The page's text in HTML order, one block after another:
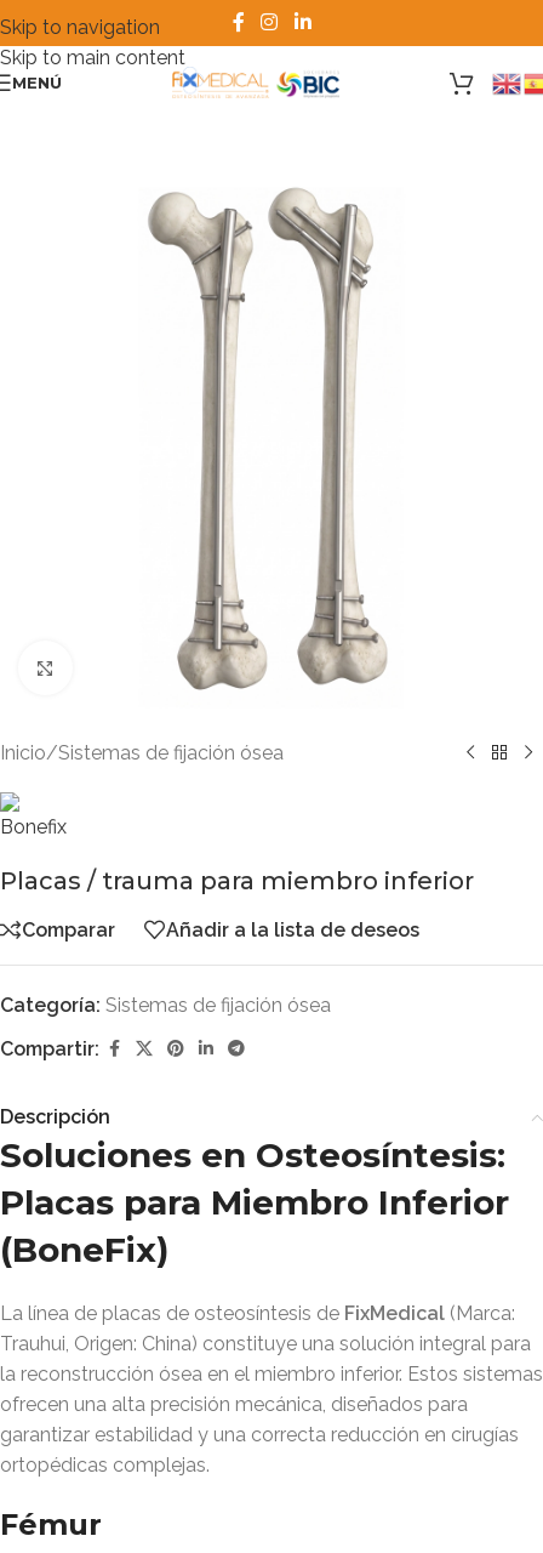
Skip to navigation
Skip to main content
MENÚ
Clic para ampliar
Inicio/Sistemas de fijación ósea
Placas / trauma para miembro inferior
Comparar Añadir a la lista de deseos
Categoría: Sistemas de fijación ósea
Compartir:
Descripción
Soluciones en Osteosíntesis:
Placas para Miembro Inferior
(BoneFix)
La línea de placas de osteosíntesis de FixMedical (Marca:
Trauhui, Origen: China) constituye una solución integral para
la reconstrucción ósea en el miembro inferior. Estos sistemas
ofrecen una alta precisión mecánica, diseñados para
garantizar estabilidad y una correcta reducción en cirugías
ortopédicas complejas.
Fémur